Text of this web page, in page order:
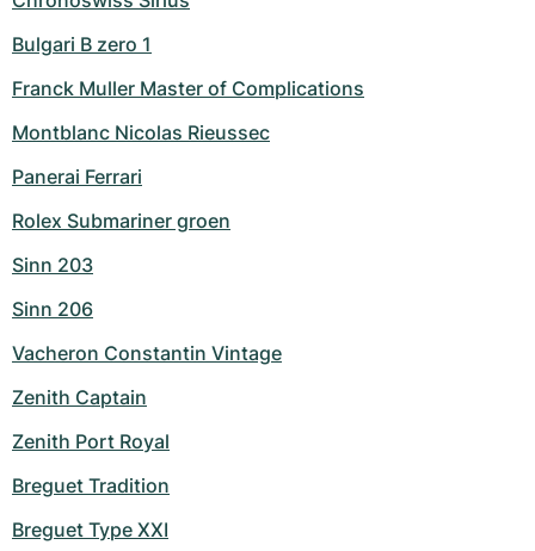
Bulgari B zero 1
Franck Muller Master of Complications
Montblanc Nicolas Rieussec
Panerai Ferrari
Rolex Submariner groen
Sinn 203
Sinn 206
Vacheron Constantin Vintage
Zenith Captain
Zenith Port Royal
Breguet Tradition
Breguet Type XXI